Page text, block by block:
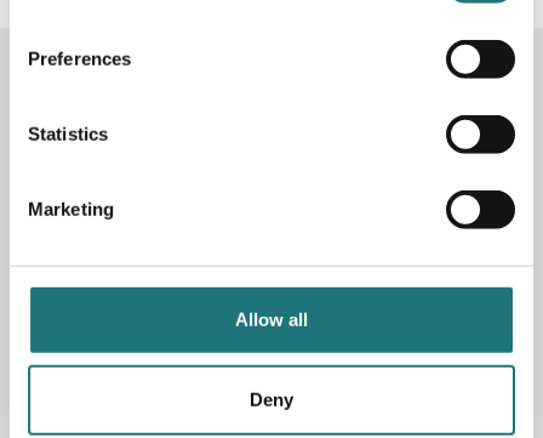
Preferences
Statistics
Marketing
Allow all
Deny
Söndag: 11-17
Telefon:08-702 78 22
Se öppettider för helgdag här
Fri parkering på Åsögatan 121